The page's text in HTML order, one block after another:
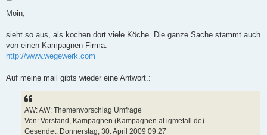
i
a
Moin,
sieht so aus, als kochen dort viele Köche. Die ganze Sache stammt auch
von einen Kampagnen-Firma:
http://www.wegewerk.com
Auf meine mail gibts wieder eine Antwort.:
Von: Vorstand, Kampagnen (Kampagnen.at.igmetall.de)
Gesendet: Donnerstag, 30. April 2009 09:27